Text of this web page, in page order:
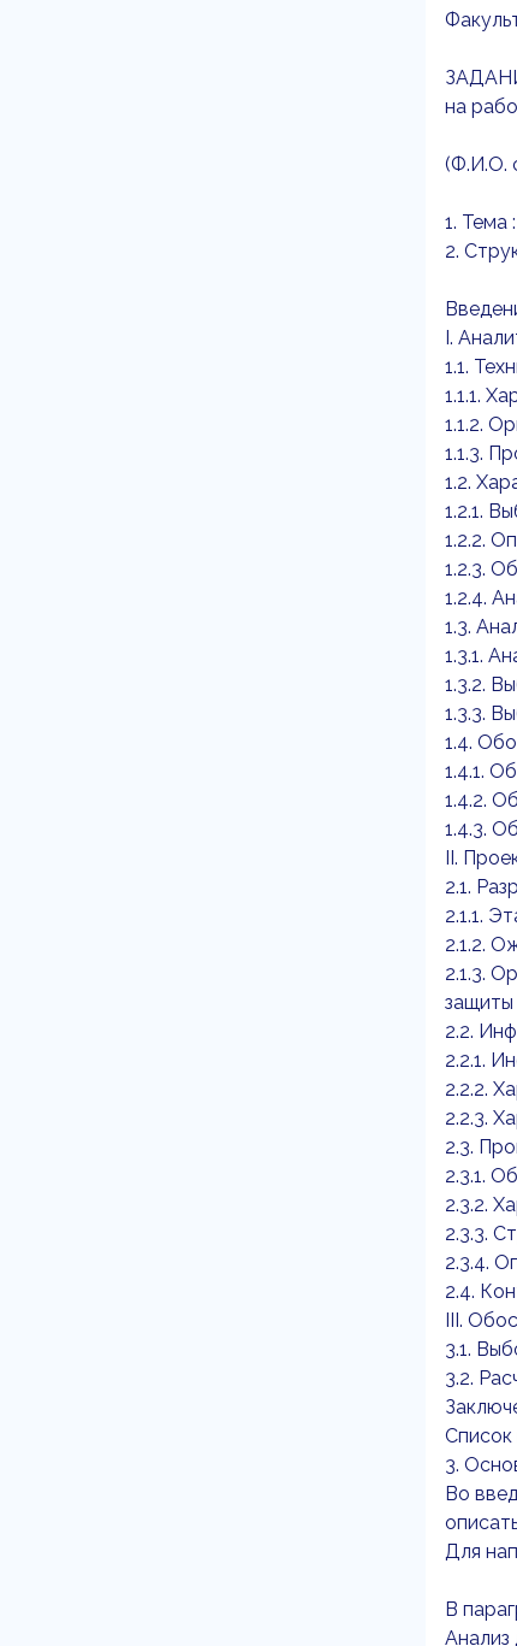
на
(Ф.И.О.
1. Тема
2.
I.
1.1.
1.1.1.
1.1.2.
1.1.3.
1.2.
1.2.1.
1.2.2.
1.2.3.
1.2.4.
1.3.
1.3.1.
1.3.2.
1.3.3.
1.4.
1.4.1.
1.4.2.
1.4.3.
II.
2.1.
2.1.1.
2.1.2.
2.1.3.
2.2.
2.2.1.
2.2.2.
2.2.3.
2.3.
2.3.1.
2.3.2.
2.3.3.
2.3.4.
2.4.
III.
3.1.
3.2.
Список
3.
Во
Для
В